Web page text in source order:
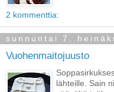
2 kommenttia:
sunnuntai 7.
Vuohenmaitojuusto
lähteille. Sain